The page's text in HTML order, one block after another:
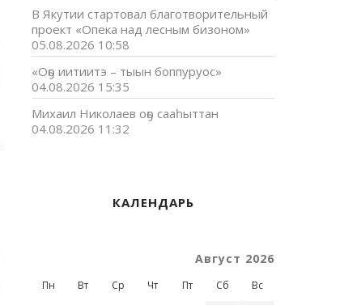
В Якутии стартовал благотворительный
проект «Опека над лесным бизоном»
05.08.2026 10:58
«Оҕо иитиитэ – тыын боппуруос»
04.08.2026 15:35
Михаил Николаев оҕо сааһыттан
04.08.2026 11:32
КАЛЕНДАРЬ
Август 2026
Пн Вт Ср Чт Пт Сб Вс